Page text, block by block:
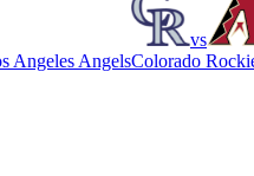
Angeles Angels
vs
Colorado